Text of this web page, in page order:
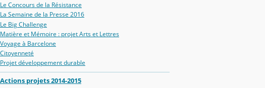
Le Concours de la Résistance
La Semaine de la Presse 2016
Le Big Challenge
Matière et Mémoire : projet Arts et Lettres
Voyage à Barcelone
Citoyenneté
Projet développement durable
Actions projets 2014-2015